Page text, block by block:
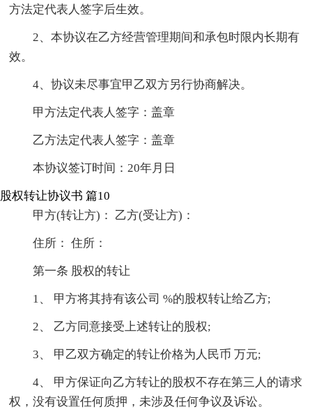
方法定代表人签字后生效。
2、本协议在乙方经营管理期间和承包时限内长期有
效。
4、协议未尽事宜甲乙双方另行协商解决。
甲方法定代表人签字：盖章
乙方法定代表人签字：盖章
本协议签订时间：20年月日
股权转让协议书 篇10
甲方(转让方)： 乙方(受让方)：
住所： 住所：
第一条 股权的转让
1、 甲方将其持有该公司 %的股权转让给乙方;
2、 乙方同意接受上述转让的股权;
3、 甲乙双方确定的转让价格为人民币 万元;
4、 甲方保证向乙方转让的股权不存在第三人的请求
权，没有设置任何质押，未涉及任何争议及诉讼。